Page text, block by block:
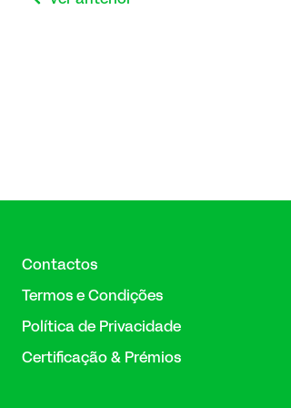
Contactos
Termos e Condições
Política de Privacidade
Certificação & Prémios